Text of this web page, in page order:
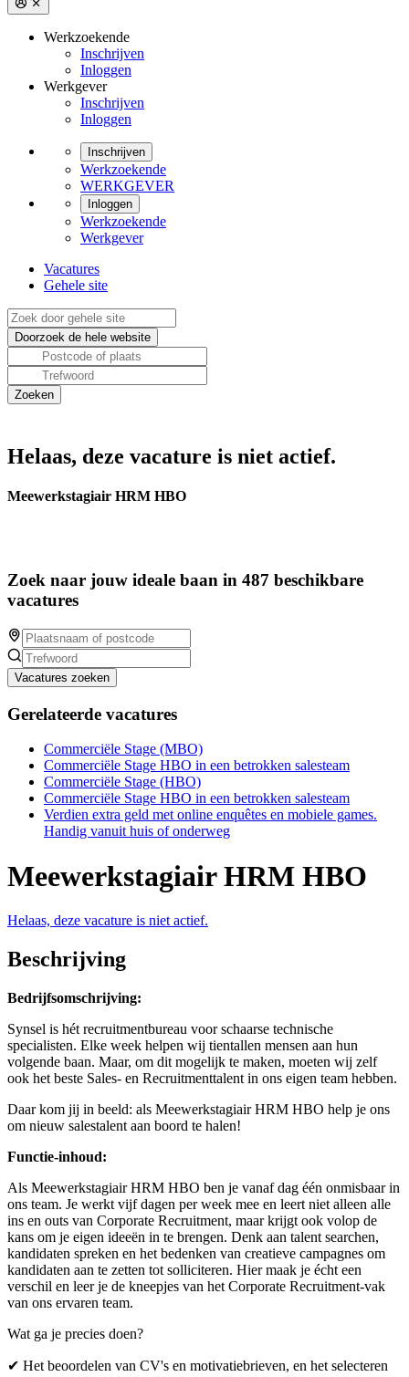
Werkzoekende
Inschrijven
Inloggen
Werkgever
Inschrijven
Inloggen
Inschrijven
Werkzoekende
WERKGEVER
Inloggen
Werkzoekende
Werkgever
Vacatures
Gehele site
Helaas, deze vacature is niet actief.
Meewerkstagiair HRM HBO
Zoek naar jouw ideale baan in 487 beschikbare
vacatures
Vacatures zoeken
Gerelateerde vacatures
Commerciële Stage (MBO)
Commerciële Stage HBO in een betrokken salesteam
Commerciële Stage (HBO)
Commerciële Stage HBO in een betrokken salesteam
Verdien extra geld met online enquêtes en mobiele games.
Handig vanuit huis of onderweg
Meewerkstagiair HRM HBO
Helaas, deze vacature is niet actief.
Beschrijving
Bedrijfsomschrijving:
Synsel is hét recruitmentbureau voor schaarse technische
specialisten. Elke week helpen wij tientallen mensen aan hun
volgende baan. Maar, om dit mogelijk te maken, moeten wij zelf
ook het beste Sales- en Recruitmenttalent in ons eigen team hebben.
Daar kom jij in beeld: als Meewerkstagiair HRM HBO help je ons
om nieuw salestalent aan boord te halen!
Functie-inhoud:
Als Meewerkstagiair HRM HBO ben je vanaf dag één onmisbaar in
ons team. Je werkt vijf dagen per week mee en leert niet alleen alle
ins en outs van Corporate Recruitment, maar krijgt ook volop de
kans om je eigen ideeën in te brengen. Denk aan talent searchen,
kandidaten spreken en het bedenken van creatieve campagnes om
kandidaten aan te zetten tot solliciteren. Hier maak je écht een
verschil en leer je de kneepjes van het Corporate Recruitment-vak
van ons ervaren team.
Wat ga je precies doen?
✔ Het beoordelen van CV's en motivatiebrieven, en het selecteren